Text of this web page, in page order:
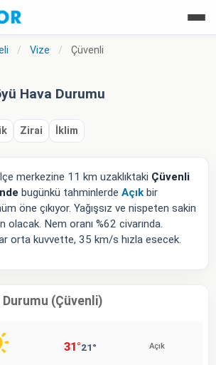
/ Vize / Çüvenli
Hava Durumu
Zirai İklim
merkezine 11 km uzaklıktaki Çüvenli
bugünkü tahminlerde Açıkbir
öne çıkıyor. Yağışsız ve nispeten sakin
olacak. Nem oranı %62 civarında.
orta kuvvette, 35 km/s hızla esecek.
Durumu (Çüvenli)
31°21° Açık